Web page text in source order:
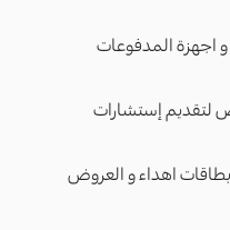
اهداء و العروض